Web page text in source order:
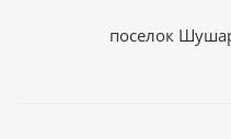
поселок